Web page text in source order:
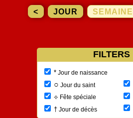
< JOUR SEMAINE
FILTERS
*Jour de naissance
○ Jour du saint
⟡ Fête spéciale
†Jour de décès